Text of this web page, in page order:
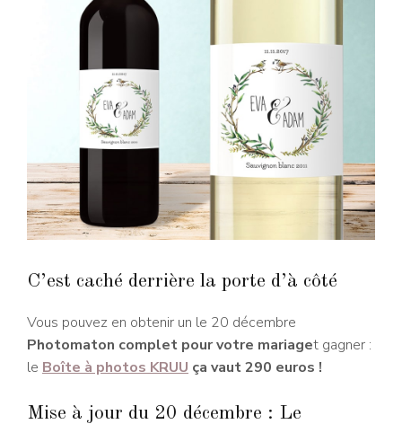
C’est caché derrière la porte d’à côté
Vous pouvez en obtenir un le 20 décembre
Photomaton complet pour votre mariaget gagner :
le Boîte à photos KRUU ça vaut 290 euros !
Mise à jour du 20 décembre : Le